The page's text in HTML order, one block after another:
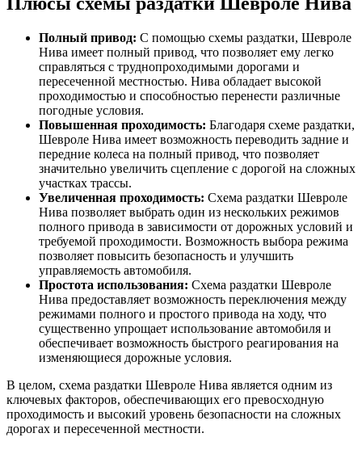
Полный привод: С помощью схемы раздатки, Шевроле
Нива имеет полный привод, что позволяет ему легко
справляться с труднопроходимыми дорогами и
пересеченной местностью. Нива обладает высокой
проходимостью и способностью перенести различные
погодные условия.
Повышенная проходимость: Благодаря схеме раздатки,
Шевроле Нива имеет возможность переводить задние и
передние колеса на полный привод, что позволяет
значительно увеличить сцепление с дорогой на сложных
участках трассы.
Увеличенная проходимость: Схема раздатки Шевроле
Нива позволяет выбрать один из нескольких режимов
полного привода в зависимости от дорожных условий и
требуемой проходимости. Возможность выбора режима
позволяет повысить безопасность и улучшить
управляемость автомобиля.
Простота использования: Схема раздатки Шевроле
Нива предоставляет возможность переключения между
режимами полного и простого привода на ходу, что
существенно упрощает использование автомобиля и
обеспечивает возможность быстрого реагирования на
изменяющиеся дорожные условия.
В целом, схема раздатки Шевроле Нива является одним из
ключевых факторов, обеспечивающих его превосходную
проходимость и высокий уровень безопасности на сложных
дорогах и пересеченной местности.